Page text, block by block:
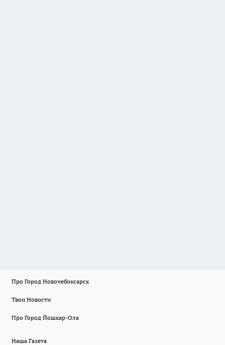
Про Город Новочебоксарск
Твои Новости
Про Город Йошкар-Ола
Наша Газета